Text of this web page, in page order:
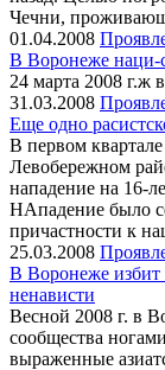
Чечни,
01.04.2008
В Воронеже наци-
24 марта 2008 г.ж
31.03.2008
Еще одно
В первом
Левобережном
нападение на 16-
НАпадение было
причастности к
25.03.2008
В Воронеже избит
ненависти
Весной 2008 г. в
сообщества
выраженные